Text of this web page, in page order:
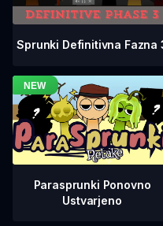
Sprunki Definitivna Fazna
Parasprunki Ponovno
Ustvarjeno